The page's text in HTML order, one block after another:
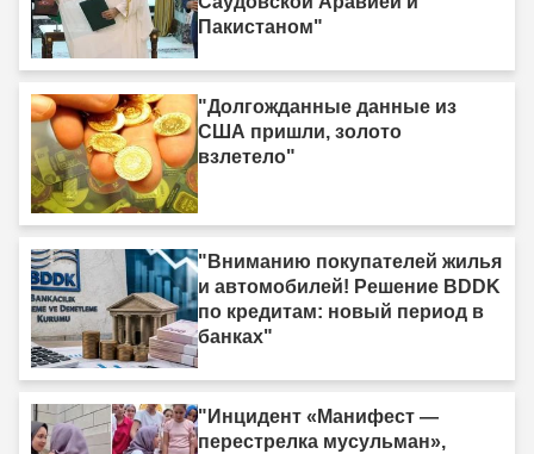
Пакистаном"
"Долгожданные данные из
США пришли, золото
взлетело"
"Вниманию покупателей жилья
и автомобилей! Решение BDDK
по кредитам: новый период в
банках"
"Инцидент «Манифест —
перестрелка мусульман»,